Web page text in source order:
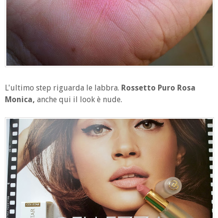
L'ultimo step riguarda le labbra. Rossetto Puro Rosa
Monica, anche qui il look è nude.